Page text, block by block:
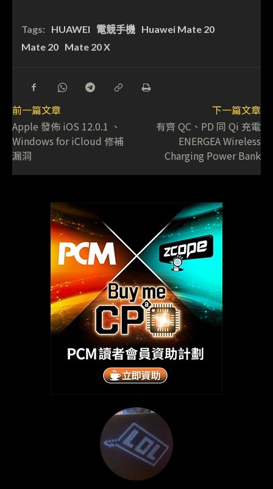
Tags: HUAWEI 電競手機 Huawei Mate 20
Mate 20 Mate 20 X
前一篇文章
Apple 發佈 iOS 12.0.1 、
Windows for iCloud 修補
漏洞
下一篇文章
有齊 QC、PD 同 Qi 充電
ENERGEA Wireless
Charging Power Bank